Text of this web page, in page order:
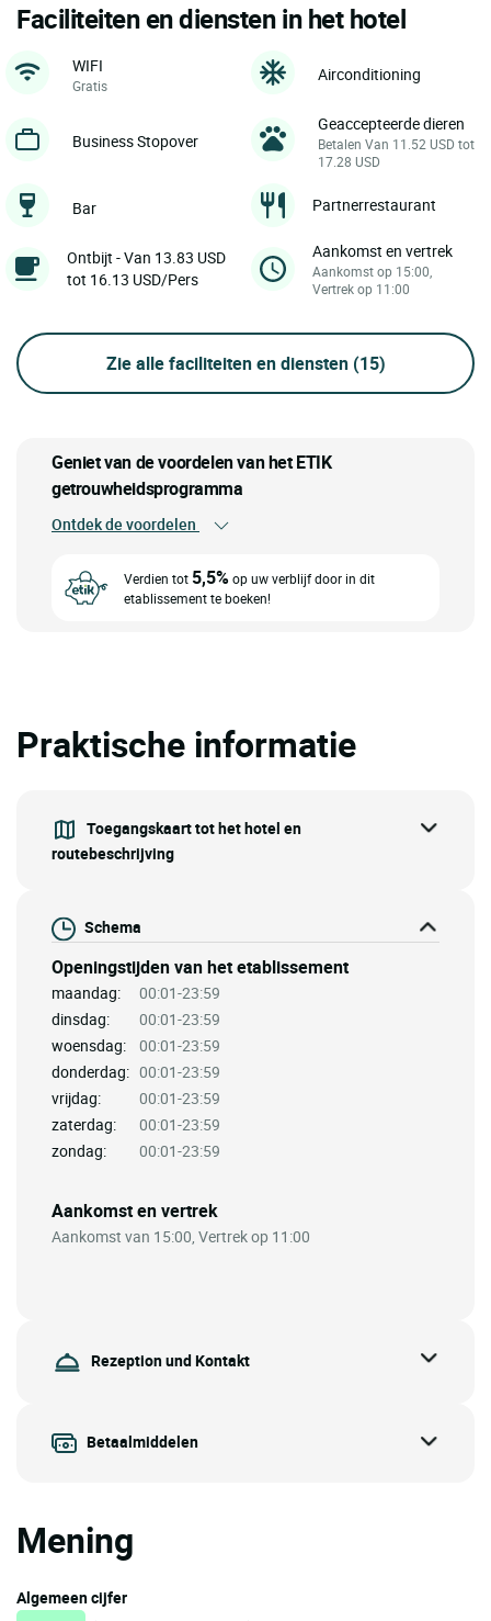
Faciliteiten en diensten in het hotel
WIFI
Gratis
Airconditioning
Business Stopover
Geaccepteerde dieren
Betalen Van 11.52 USD tot
17.28 USD
Bar Partnerrestaurant
Ontbijt - Van 13.83 USD
tot 16.13 USD/Pers
Aankomst en vertrek
Aankomst op 15:00,
Vertrek op 11:00
Zie alle faciliteiten en diensten (15)
Geniet van de voordelen van het ETIK
getrouwheidsprogramma
Ontdek de voordelen
Verdien tot 5,5%op uw verblijf door in dit
etablissement te boeken!
Praktische informatie
Toegangskaart tot het hotel en
routebeschrijving
Schema
Openingstijden van het etablissement
maandag:
00:01-23:59
dinsdag:
00:01-23:59
woensdag:
00:01-23:59
donderdag: 00:01-23:59
vrijdag:
00:01-23:59
zaterdag:
00:01-23:59
zondag:
00:01-23:59
Aankomst en vertrek
Aankomst van 15:00, Vertrek op 11:00
Rezeption und Kontakt
Betaalmiddelen
Mening
Algemeen cijfer